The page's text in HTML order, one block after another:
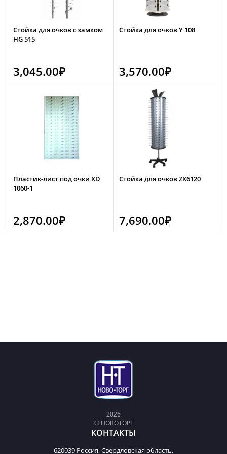
Стойка для очков с замком
HG 515
3,045.00₽
Стойка для очков Y 108
3,570.00₽
Пластик-лист под очки XD
1060-1
2,870.00₽
Стойка для очков ZX6120
7,690.00₽
2026
© НОВОТОРГ
КОНТАКТЫ
620039 Россия, Свердловская область,